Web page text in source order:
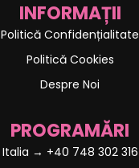
INFORMAȚII
Politică Confidențialitate
Politică Cookies
Despre Noi
PROGRAMĂRI
Italia → +40 748 302 316